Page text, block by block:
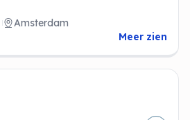
Amsterdam
Meer zien